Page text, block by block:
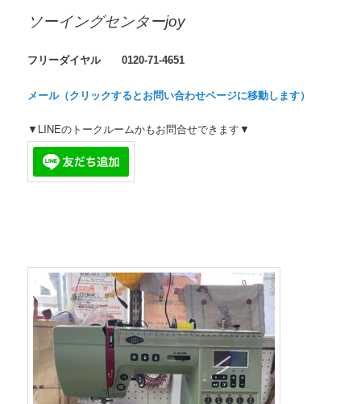
ソーイングセンターjoy
フリーダイヤル 0120-71-4651
メール（クリックするとお問い合わせページに移動します）
▼LINEのトークルームかもお問合せできます▼